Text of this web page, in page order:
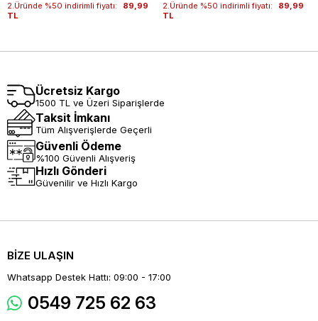
2.Üründe %50 indirimli fiyatı:
89,99
TL
2.Üründe %50 indirimli fiyatı:
89,99
TL
Ücretsiz Kargo
1500 TL ve Üzeri Siparişlerde
Taksit İmkanı
Tüm Alışverişlerde Geçerli
Güvenli Ödeme
%100 Güvenli Alışveriş
Hızlı Gönderi
Güvenilir ve Hızlı Kargo
BİZE ULAŞIN
Whatsapp Destek Hattı: 09:00 - 17:00
0549 725 62 63